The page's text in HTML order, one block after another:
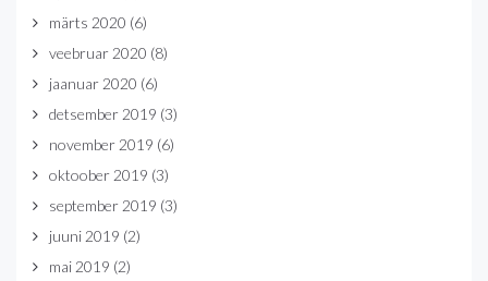
märts 2020 (6)
veebruar 2020 (8)
jaanuar 2020 (6)
detsember 2019 (3)
november 2019 (6)
oktoober 2019 (3)
september 2019 (3)
juuni 2019 (2)
mai 2019 (2)